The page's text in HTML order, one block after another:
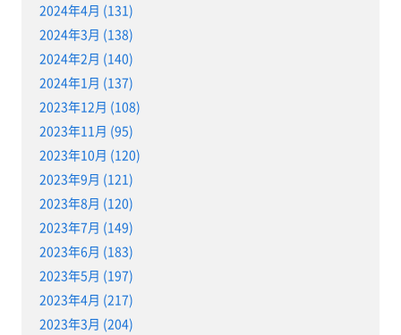
2024年4月 (131)
2024年3月 (138)
2024年2月 (140)
2024年1月 (137)
2023年12月 (108)
2023年11月 (95)
2023年10月 (120)
2023年9月 (121)
2023年8月 (120)
2023年7月 (149)
2023年6月 (183)
2023年5月 (197)
2023年4月 (217)
2023年3月 (204)